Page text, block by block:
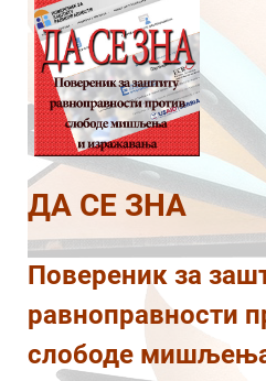
ДА СЕ ЗНА
Повереник за
равноправности
слободе